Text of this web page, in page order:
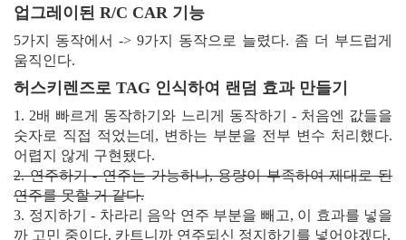
업그레이된 R/C CAR 기능
5가지 동작에서 -> 9가지 동작으로 늘렸다. 좀 더 부드럽게
움직인다.
허스키렌즈로 TAG 인식하여 랜덤 효과 만들기
1. 2배 빠르게 동작하기와 느리게 동작하기 - 처음엔 값들을
숫자로 직접 적었는데, 변하는 부분을 전부 변수 처리했다.
어렵지 않게 구현됐다.
2. 연주하기 - 연주는 가능하나, 용량이 부족하여 제대로 된
연주를 못할 거 같다.
3. 정지하기 - 차라리 음악 연주 부분을 빼고, 이 효과를 넣을
까 고민 중이다. 카트니까 연주되신 정지하기를 넣어야겠다.